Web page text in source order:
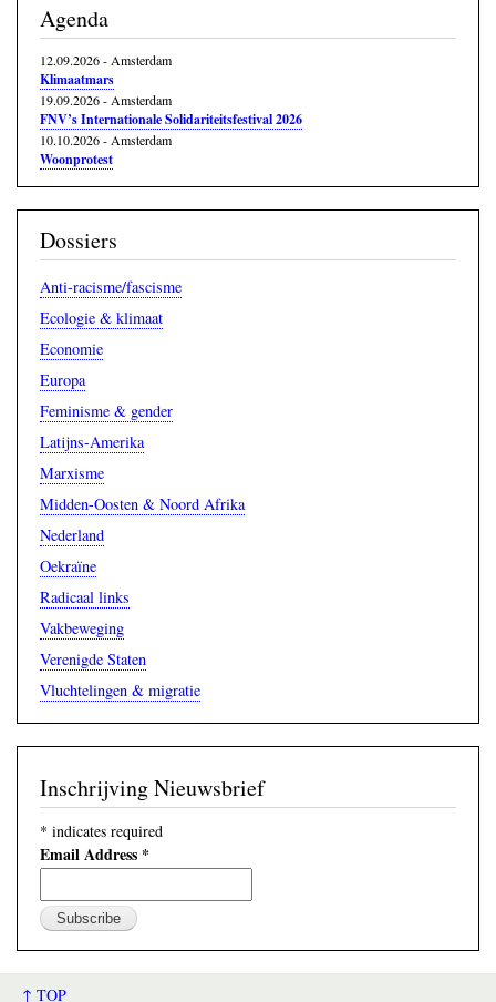
Agenda
12.09.2026- Amsterdam
Klimaatmars
19.09.2026- Amsterdam
FNV’s Internationale Solidariteitsfestival 2026
10.10.2026- Amsterdam
Woonprotest
Dossiers
Anti-racisme/fascisme
Ecologie & klimaat
Economie
Europa
Feminisme & gender
Latijns-Amerika
Marxisme
Midden-Oosten & Noord Afrika
Nederland
Oekraïne
Radicaal links
Vakbeweging
Verenigde Staten
Vluchtelingen & migratie
Inschrijving Nieuwsbrief
* indicates required
Email Address *
↑ TOP